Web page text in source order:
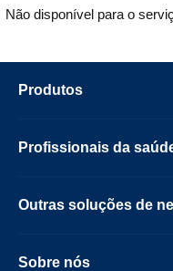
Não disponível para o
Produtos
Profissionais da
Outras soluções de
Sobre nós